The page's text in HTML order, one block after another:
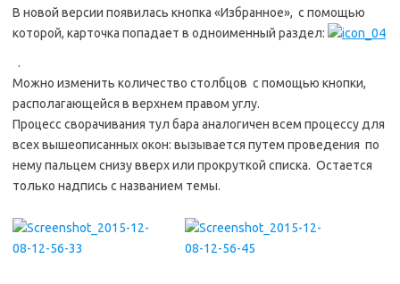
В новой версии появилась кнопка «Избранное», с помощью
которой, карточка попадает в одноименный раздел:
.
Можно изменить количество столбцов с помощью кнопки,
располагающейся в верхнем правом углу.
Процесс сворачивания тул бара аналогичен всем процессу для
всех вышеописанных окон: вызывается путем проведения по
нему пальцем снизу вверх или прокруткой списка. Остается
только надпись с названием темы.